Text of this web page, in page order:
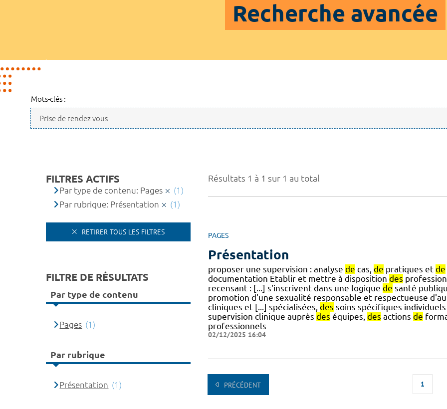
Recherche avancée
Mots-clés :
Résultats 1 à 1 sur 1 au total
PAGES
Présentation
proposer une supervision : analyse de cas, de pratiques et de
documentation Etablir et mettre à disposition des
recensant : [...] s'inscrivent dans une logique de santé
promotion d'une sexualité responsable et respectueuse
cliniques et [...] spécialisées, des soins spécifiques
supervision clinique auprès des équipes, des actions de
professionnels
02/12/2025 16:04
PRÉCÉDENT 1
FILTRES ACTIFS
Par type de contenu: Pages
(1)
Par rubrique: Présentation
(1)
RETIRER TOUS LES FILTRES
FILTRE DE RÉSULTATS
Par type de contenu
Pages (1)
Par rubrique
Présentation (1)